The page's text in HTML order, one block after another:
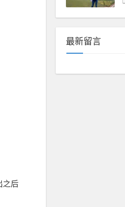
之后
最新留言